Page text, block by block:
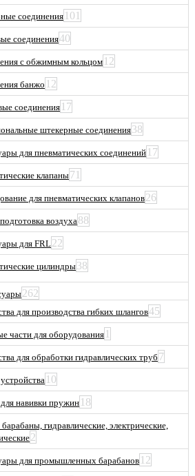
соединения 101
соединения40
с обжимным кольцом 12
банжо 12
соединения 17
штекерные соединения38
для пневматических соединений17
клапаны71
для пневматических клапанов26
воздуха88
для FRL22
цилиндры38
262
для производства гибких шлангов45
части для оборудования 1
для обработки гидравлических труб 7
10
навивки пружин18
гидравлические, электрические,
2
для промышленных барабанов 12